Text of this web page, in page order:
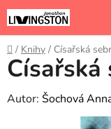
Přejít
na
obsah
Domů
/ Knihy / Císařská
Císařská
Autor: Šochová